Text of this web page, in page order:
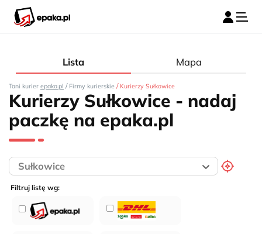
Lista Mapa
Tani kurier epaka.pl / Firmy kurierskie / Kurierzy Sułkowice
Kurierzy Sułkowice - nadaj
paczkę na epaka.pl
Filtruj listę wg: